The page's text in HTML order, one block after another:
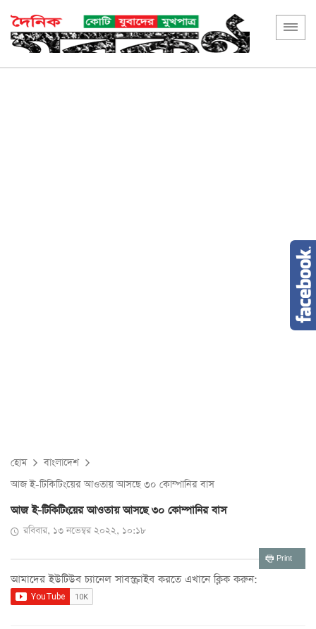
হোম
বাংলাদেশ
আজ ই-টিকিটিংয়ের আওতায় আসছে ৩০ কোম্পানির বাস
আজ ই-টিকিটিংয়ের আওতায় আসছে ৩০ কোম্পানির বাস
রবিবার, ১৩ নভেম্বর ২০২২, ১০:১৮
Print
আমাদের ইউটিউব চ্যানেল সাবস্ক্রাইব করতে এখানে ক্লিক করুন: